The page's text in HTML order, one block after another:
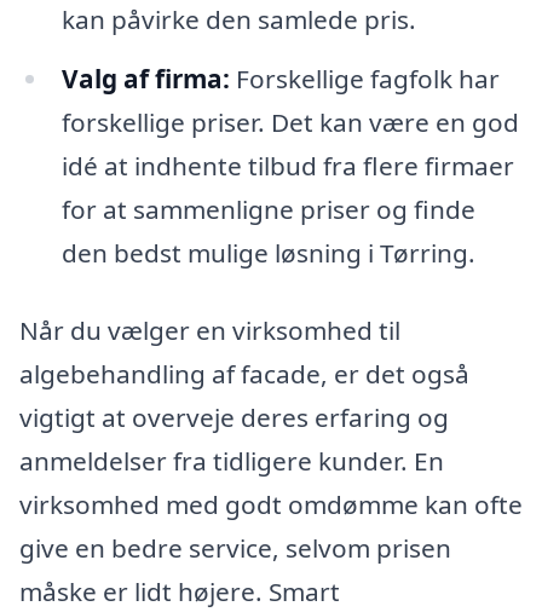
kan påvirke den samlede pris.
Valg af firma: Forskellige fagfolk har
forskellige priser. Det kan være en god
idé at indhente tilbud fra flere firmaer
for at sammenligne priser og finde
den bedst mulige løsning i Tørring.
Når du vælger en virksomhed til
algebehandling af facade, er det også
vigtigt at overveje deres erfaring og
anmeldelser fra tidligere kunder. En
virksomhed med godt omdømme kan ofte
give en bedre service, selvom prisen
måske er lidt højere. Smart